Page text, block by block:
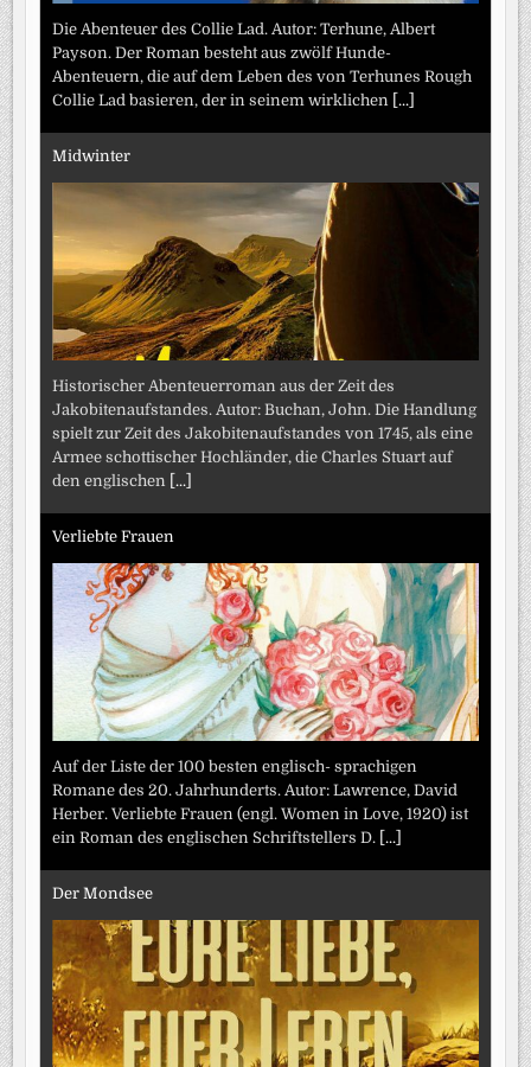
Die Abenteuer des Collie Lad. Autor: Terhune, Albert
Payson. Der Roman besteht aus zwölf Hunde-
Abenteuern, die auf dem Leben des von Terhunes Rough
Collie Lad basieren, der in seinem wirklichen [...]
Midwinter
Historischer Abenteuerroman aus der Zeit des
Jakobitenaufstandes. Autor: Buchan, John. Die Handlung
spielt zur Zeit des Jakobitenaufstandes von 1745, als eine
Armee schottischer Hochländer, die Charles Stuart auf
den englischen [...]
Verliebte Frauen
Auf der Liste der 100 besten englisch- sprachigen
Romane des 20. Jahrhunderts. Autor: Lawrence, David
Herber. Verliebte Frauen (engl. Women in Love, 1920) ist
ein Roman des englischen Schriftstellers D. [...]
Der Mondsee